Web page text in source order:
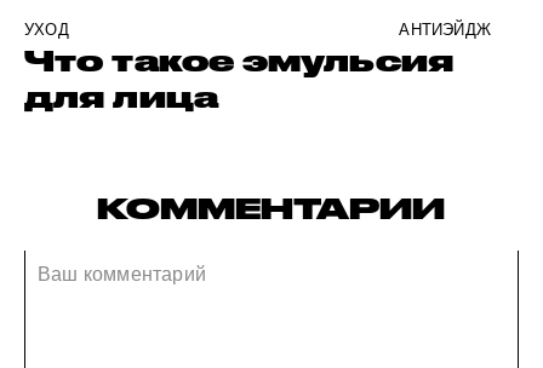
УХОД АНТИЭЙДЖ
Что такое эмульсия
для лица
КОММЕНТАРИИ